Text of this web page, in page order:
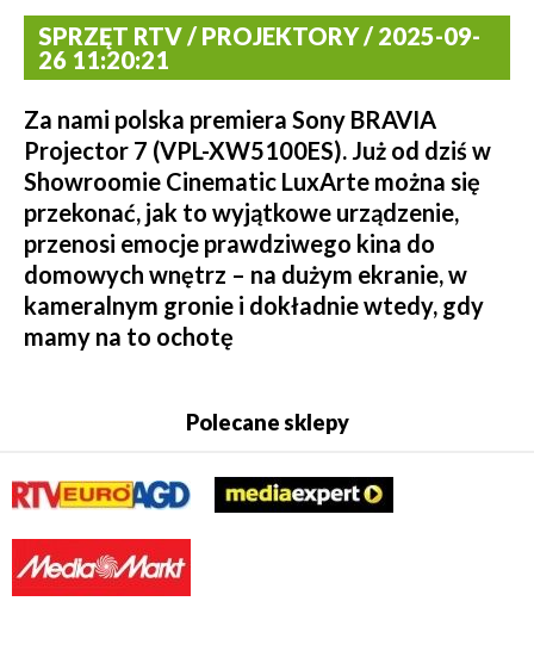
SPRZĘT RTV / PROJEKTORY / 2025-09-
26 11:20:21
Za nami polska premiera Sony BRAVIA
Projector 7 (VPL-XW5100ES). Już od dziś w
Showroomie Cinematic LuxArte można się
przekonać, jak to wyjątkowe urządzenie,
przenosi emocje prawdziwego kina do
domowych wnętrz – na dużym ekranie, w
kameralnym gronie i dokładnie wtedy, gdy
mamy na to ochotę
Polecane sklepy